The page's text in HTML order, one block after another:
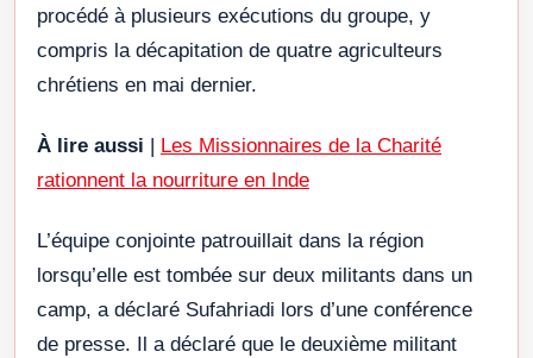
procédé à plusieurs exécutions du groupe, y
compris la décapitation de quatre agriculteurs
chrétiens en mai dernier.
À lire aussi
Les Missionnaires de la Charité
rationnent la nourriture en Inde
L’équipe conjointe patrouillait dans la région
lorsqu’elle est tombée sur deux militants dans un
camp, a déclaré Sufahriadi lors d’une conférence
de presse. Il a déclaré que le deuxième militant